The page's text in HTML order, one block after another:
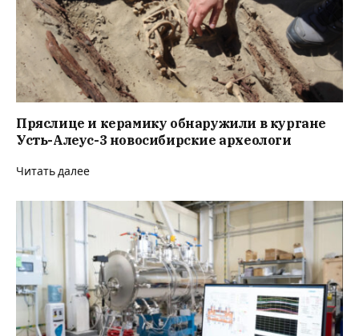
Пряслице и керамику обнаружили в кургане
Усть-Алеус-3 новосибирские археологи
Читать далее